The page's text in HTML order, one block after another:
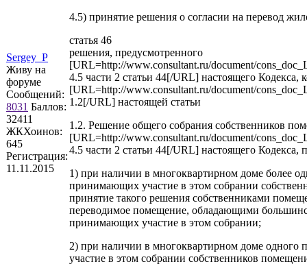
Sergey_P
Живу на
форуме
Сообщений:
8031 Баллов:
32411
ЖКХоинов:
645
Регистрация:
11.11.2015
4.5) принятие решения о согласии на перевод
статья 46
решения, предусмотренного
[URL=http://www.consultant.ru/document/
4.5 части 2 статьи 44[/URL] настоящего Кодекса,
[URL=http://www.consultant.ru/document/
1.2[/URL] настоящей статьи
1.2. Решение общего собрания собственников
[URL=http://www.consultant.ru/document/
4.5 части 2 статьи 44[/URL] настоящего Кодекса,
1) при наличии в многоквартирном доме более
принимающих участие в этом собрании
принятие такого решения собственниками
переводимое помещение, обладающими
принимающих участие в этом собрании;
2) при наличии в многоквартирном доме одного
участие в этом собрании собственников